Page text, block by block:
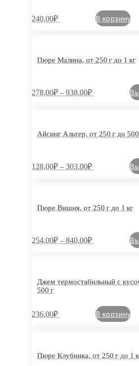
240,00₽ В корзину
Пюре Малина, от 250 г до 1 кг
278,00₽ – 938,00₽
Айсинг Альтер, от 250 г до 500
128,00₽ – 303,00₽
Пюре Вишня, от 250 г до 1 кг
254,00₽ – 840,00₽
Джем термостабильный с
500 г
236,00₽ В корзину
Пюре Клубника, от 250 г до 1